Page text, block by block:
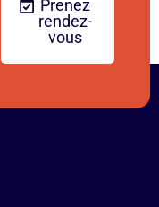
Prenez
rendez-
vous